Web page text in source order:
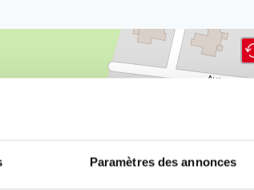
Paramètres des annonces